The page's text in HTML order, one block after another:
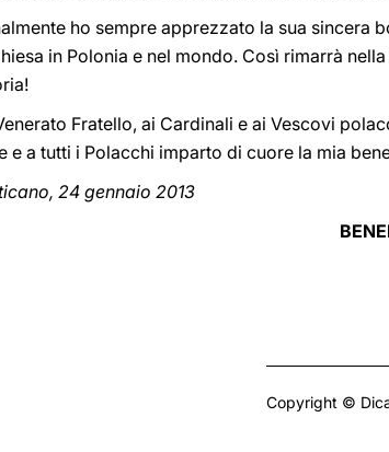
ho sempre apprezzato la sua sincera
in Polonia e nel mondo. Così rimarrà
Fratello, ai Cardinali e ai Vescovi
e a tutti i Polacchi imparto di cuore la mia
24 gennaio 2013
Copyright ©